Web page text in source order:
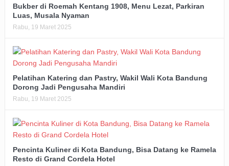
Bukber di Roemah Kentang 1908, Menu Lezat, Parkiran
Luas, Musala Nyaman
Rabu, 19 Maret 2025
Pelatihan Katering dan Pastry, Wakil Wali Kota Bandung
Dorong Jadi Pengusaha Mandiri
Rabu, 19 Maret 2025
Pencinta Kuliner di Kota Bandung, Bisa Datang ke Ramela
Resto di Grand Cordela Hotel